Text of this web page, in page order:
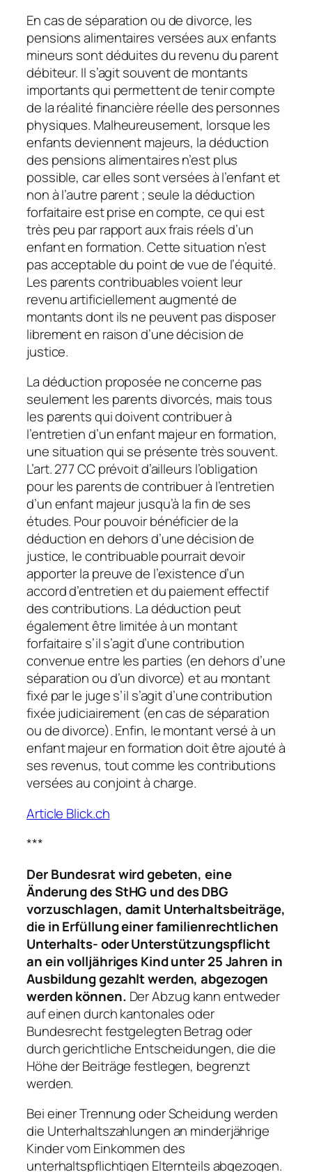
En cas de séparation ou de divorce, les
pensions alimentaires versées aux enfants
mineurs sont déduites du revenu du parent
débiteur. Il s’agit souvent de montants
importants qui permettent de tenir compte
de la réalité financière réelle des personnes
physiques. Malheureusement, lorsque les
enfants deviennent majeurs, la déduction
des pensions alimentaires n’est plus
possible, car elles sont versées à l’enfant et
non à l’autre parent ; seule la déduction
forfaitaire est prise en compte, ce qui est
très peu par rapport aux frais réels d’un
enfant en formation. Cette situation n’est
pas acceptable du point de vue de l’équité.
Les parents contribuables voient leur
revenu artificiellement augmenté de
montants dont ils ne peuvent pas disposer
librement en raison d’une décision de
justice.
La déduction proposée ne concerne pas
seulement les parents divorcés, mais tous
les parents qui doivent contribuer à
l’entretien d’un enfant majeur en formation,
une situation qui se présente très souvent.
L’art. 277 CC prévoit d’ailleurs l’obligation
pour les parents de contribuer à l’entretien
d’un enfant majeur jusqu’à la fin de ses
études. Pour pouvoir bénéficier de la
déduction en dehors d’une décision de
justice, le contribuable pourrait devoir
apporter la preuve de l’existence d’un
accord d’entretien et du paiement effectif
des contributions. La déduction peut
également être limitée à un montant
forfaitaire s’il s’agit d’une contribution
convenue entre les parties (en dehors d’une
séparation ou d’un divorce) et au montant
fixé par le juge s’il s’agit d’une contribution
fixée judiciairement (en cas de séparation
ou de divorce). Enfin, le montant versé à un
enfant majeur en formation doit être ajouté à
ses revenus, tout comme les contributions
versées au conjoint à charge.
Article Blick.ch
***
Der Bundesrat wird gebeten, eine
Änderung des StHG und des DBG
vorzuschlagen, damit Unterhaltsbeiträge,
die in Erfüllung einer familienrechtlichen
Unterhalts- oder Unterstützungspflicht
an ein volljähriges Kind unter 25 Jahren in
Ausbildung gezahlt werden, abgezogen
werden können. Der Abzug kann entweder
auf einen durch kantonales oder
Bundesrecht festgelegten Betrag oder
durch gerichtliche Entscheidungen, die die
Höhe der Beiträge festlegen, begrenzt
werden.
Bei einer Trennung oder Scheidung werden
die Unterhaltszahlungen an minderjährige
Kinder vom Einkommen des
unterhaltspflichtigen Elternteils abgezogen.